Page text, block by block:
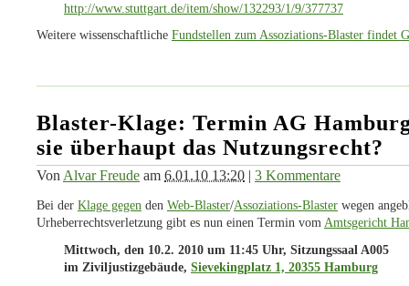
http://www.stuttgart.de/item/show/132293/1/9/377737
Weitere wissenschaftliche Fundstellen zum Assoziations-Blaster findet
Blaster-Klage: Termin AG
sie überhaupt das Nutzungsrecht?
Von Alvar Freude am 6.01.10 13:20 | 3 Kommentare
Bei der Klage gegen den Web-Blaster/Assoziations-Blaster wegen
Urheberrechtsverletzung gibt es nun einen Termin vom Amtsgericht
Mittwoch, den 10.2. 2010 um 11:45 Uhr, Sitzungssaal A005
im Ziviljustizgebäude, Sievekingplatz 1, 20355 Hamburg